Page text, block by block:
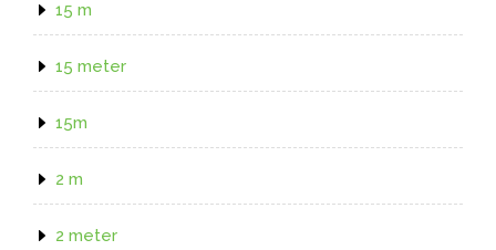
15 m
15 meter
15m
2 m
2 meter